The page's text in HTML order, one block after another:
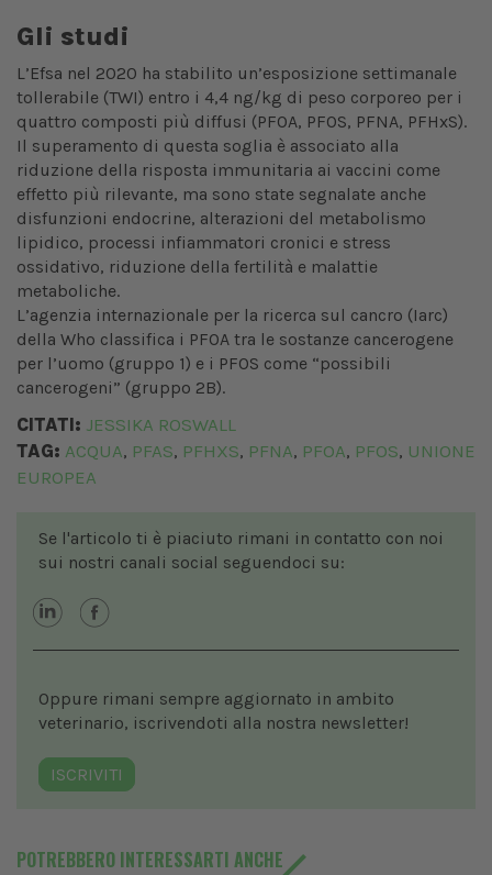
Gli studi
L’Efsa nel 2020 ha stabilito un’esposizione settimanale
tollerabile (TWI) entro i 4,4 ng/kg di peso corporeo per i
quattro composti più diffusi (PFOA, PFOS, PFNA, PFHxS).
Il superamento di questa soglia è associato alla
riduzione della risposta immunitaria ai vaccini come
effetto più rilevante, ma sono state segnalate anche
disfunzioni endocrine, alterazioni del metabolismo
lipidico, processi infiammatori cronici e stress
ossidativo, riduzione della fertilità e malattie
metaboliche.
L’agenzia internazionale per la ricerca sul cancro (Iarc)
della Who classifica i PFOA tra le sostanze cancerogene
per l’uomo (gruppo 1) e i PFOS come “possibili
cancerogeni” (gruppo 2B).
CITATI: JESSIKA ROSWALL
TAG: ACQUA, PFAS, PFHXS, PFNA, PFOA, PFOS, UNIONE
EUROPEA
Se l'articolo ti è piaciuto rimani in contatto con noi
sui nostri canali social seguendoci su:
Oppure rimani sempre aggiornato in ambito
veterinario, iscrivendoti alla nostra newsletter!
ISCRIVITI
POTREBBERO INTERESSARTI ANCHE